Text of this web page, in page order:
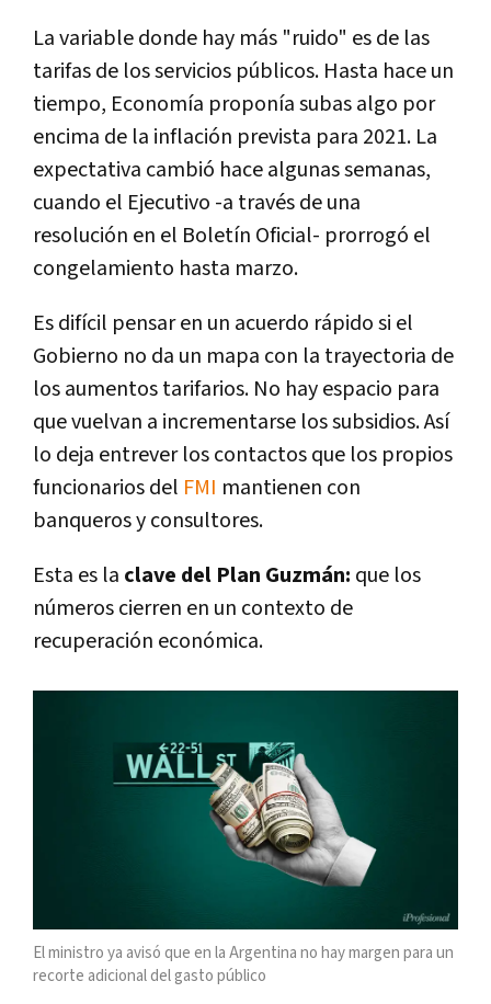
La variable donde hay más "ruido" es de las
tarifas de los servicios públicos. Hasta hace un
tiempo, Economía proponía subas algo por
encima de la inflación prevista para 2021. La
expectativa cambió hace algunas semanas,
cuando el Ejecutivo -a través de una
resolución en el Boletín Oficial- prorrogó el
congelamiento hasta marzo.
Es difícil pensar en un acuerdo rápido si el
Gobierno no da un mapa con la trayectoria de
los aumentos tarifarios. No hay espacio para
que vuelvan a incrementarse los subsidios. Así
lo deja entrever los contactos que los propios
funcionarios del FMI mantienen con
banqueros y consultores.
Esta es la clave del Plan Guzmán: que los
números cierren en un contexto de
recuperación económica.
El ministro ya avisó que en la Argentina no hay margen para un
recorte adicional del gasto público